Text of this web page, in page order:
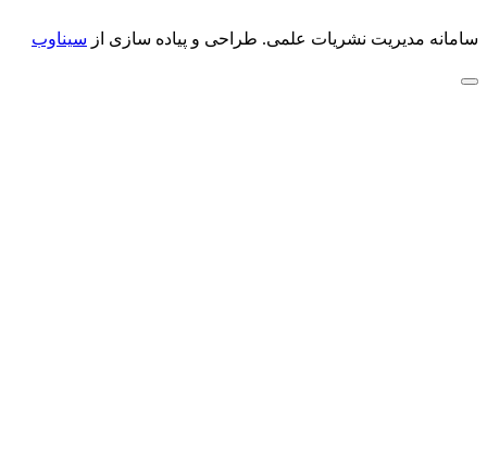
سامانه مدیریت نشریات علمی. طراحی و پیاده سازی از سیناوب